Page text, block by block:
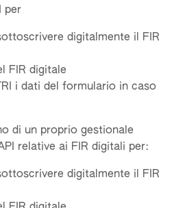
per
digitalmente il FIR
FIR digitale
i dati del formulario in caso
di un proprio gestionale
relative ai FIR digitali per:
digitalmente il FIR